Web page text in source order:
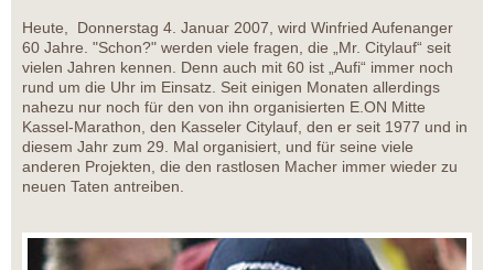
Heute, Donnerstag 4. Januar 2007, wird Winfried Aufenanger
60 Jahre. "Schon?" werden viele fragen, die „Mr. Citylauf“ seit
vielen Jahren kennen. Denn auch mit 60 ist „Aufi“ immer noch
rund um die Uhr im Einsatz. Seit einigen Monaten allerdings
nahezu nur noch für den von ihn organisierten E.ON Mitte
Kassel-Marathon, den Kasseler Citylauf, den er seit 1977 und in
diesem Jahr zum 29. Mal organisiert, und für seine viele
anderen Projekten, die den rastlosen Macher immer wieder zu
neuen Taten antreiben.